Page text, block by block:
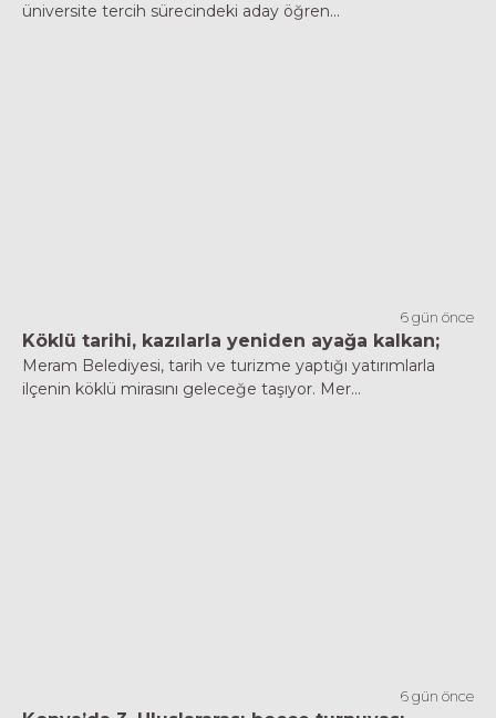
üniversite tercih sürecindeki aday öğren...
6 gün önce
Köklü tarihi, kazılarla yeniden ayağa kalkan;
Meram Belediyesi, tarih ve turizme yaptığı yatırımlarla
ilçenin köklü mirasını geleceğe taşıyor. Mer...
6 gün önce